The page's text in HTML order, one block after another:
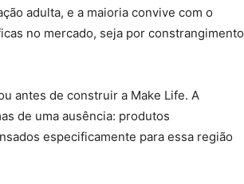
adulta, e a maioria convive com o
no mercado, seja por constrangimento
antes de construir a Make Life. A
de uma ausência: produtos
especificamente para essa região